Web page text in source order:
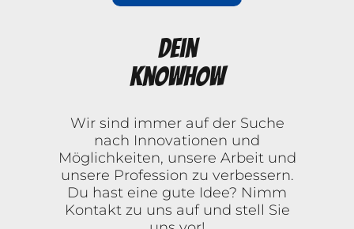
Dein
Knowhow
Wir sind immer auf der Suche
nach Innovationen und
Möglichkeiten, unsere Arbeit und
unsere Profession zu verbessern.
Du hast eine gute Idee? Nimm
Kontakt zu uns auf und stell Sie